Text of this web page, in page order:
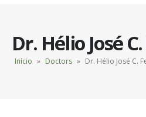
Dr. Hélio José
Início » Doctors » Dr. Hélio José C.